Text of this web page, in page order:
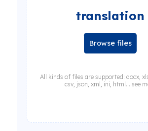
translation
Browse files
All kinds of files are supported: docx,
csv, json, xml, ini, html... see